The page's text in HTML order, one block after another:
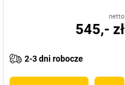
netto
545,- zł
2-3 dni robocze